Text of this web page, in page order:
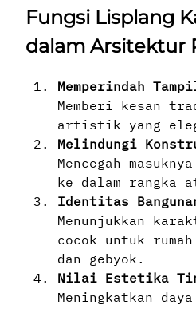
Fungsi Lisplang
dalam Arsitektur
Memperindah
Memberi kesan
artistik yang
Melindungi
Mencegah
ke dalam rangka
Identitas
Menunjukkan
cocok untuk
dan gebyok.
Nilai Estetika
Meningkatkan